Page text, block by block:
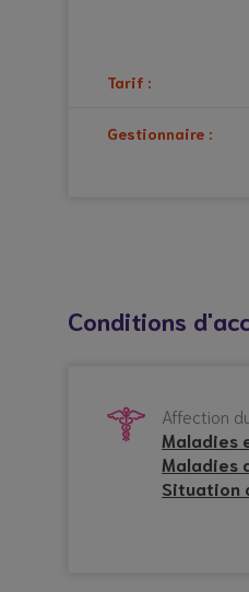
Tarif :
Gestionnaire :
Conditions
Affection
Maladies
Maladies
Situation